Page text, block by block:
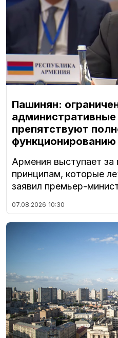
Пашинян:
препятствуют
Армения выступает
принципам, которые
заявил премьер-
07.08.2026 10:30